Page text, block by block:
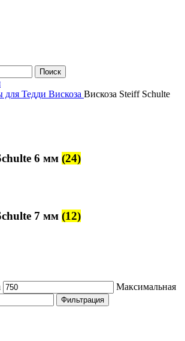
Поиск
для Тедди Вискоза Вискоза Steiff Schulte
6 мм (24)
7 мм (12)
Максимальная
Фильтрация